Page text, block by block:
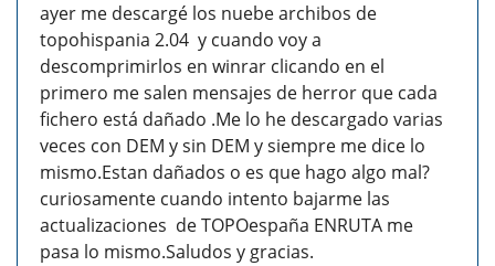
ayer me descargé los nuebe archibos de
topohispania 2.04 y cuando voy a
descomprimirlos en winrar clicando en el
primero me salen mensajes de herror que cada
fichero está dañado .Me lo he descargado varias
veces con DEM y sin DEM y siempre me dice lo
mismo.Estan dañados o es que hago algo mal?
curiosamente cuando intento bajarme las
actualizaciones de TOPOespaña ENRUTA me
pasa lo mismo.Saludos y gracias.